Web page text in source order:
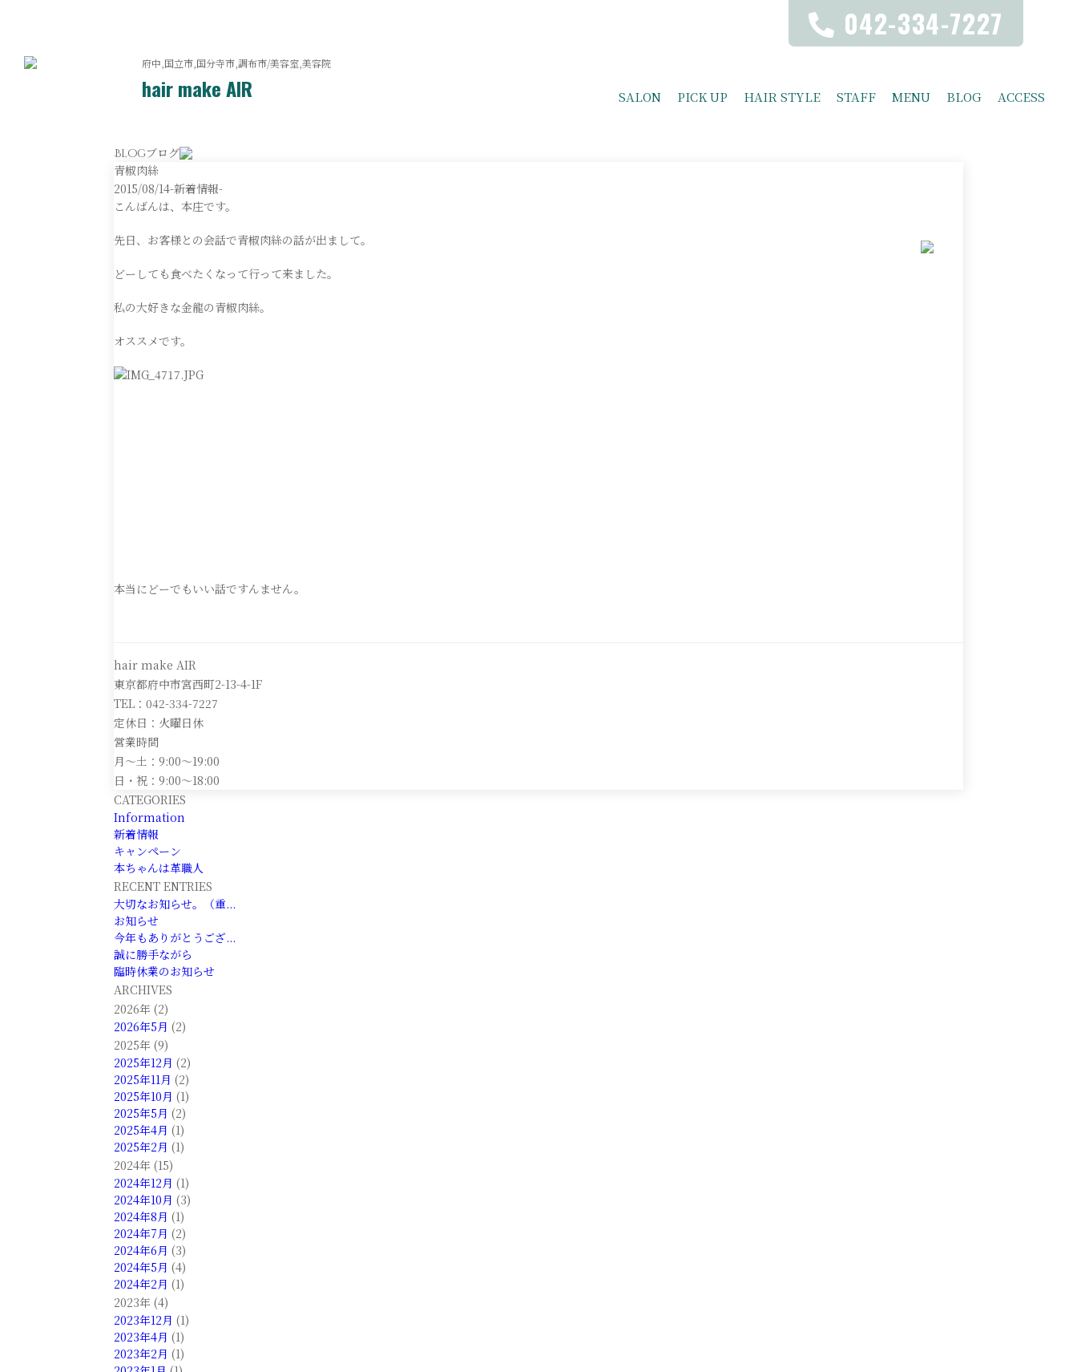
042-334-7227
府中,国立市,国分寺市,調布市/美容室,美容院
hair make AIR SALON PICK UP HAIR STYLE STAFF MENU BLOG ACCESS
Blogブログ
青椒肉絲
2015/08/14-新着情報-
こんばんは、本庄です。
先日、お客様との会話で青椒肉絲の話が出まして。
どーしても食べたくなって行って来ました。
私の大好きな金龍の青椒肉絲。
オススメです。
本当にどーでもいい話ですんません。
hair make AIR
東京都府中市宮西町2-13-4-1F
TEL：042-334-7227
定休日：火曜日休
営業時間
月～土：9:00～19:00
日・祝：9:00～18:00
CATEGORIES
Information
新着情報
キャンペーン
本ちゃんは革職人
RECENT ENTRIES
大切なお知らせ。（重...
お知らせ
今年もありがとうござ...
誠に勝手ながら
臨時休業のお知らせ
ARCHIVES
2026年 (2)
2026年5月 (2)
2025年 (9)
2025年12月 (2)
2025年11月 (2)
2025年10月 (1)
2025年5月 (2)
2025年4月 (1)
2025年2月 (1)
2024年 (15)
2024年12月 (1)
2024年10月 (3)
2024年8月 (1)
2024年7月 (2)
2024年6月 (3)
2024年5月 (4)
2024年2月 (1)
2023年 (4)
2023年12月 (1)
2023年4月 (1)
2023年2月 (1)